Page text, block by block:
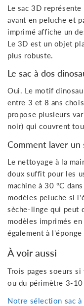
Le sac 3D
avant en peluche et
imprimé affiche un
Le 3D est un objet
plus robuste.
Le sac à dos
Oui. Le motif
entre 3 et 8 ans
propose plusieurs
noir) qui couvrent
Comment laver un
Le nettoyage à la
doux suffit pour les
machine à 30 °C
modèles peluche si
sèche-linge qui peut
modèles imprimés
également à l'éponge
À voir aussi
Trois pages soeurs
ou du périmètre 3-10
Notre sélection sac